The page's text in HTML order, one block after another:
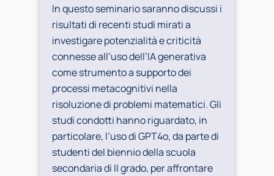
In questo seminario saranno discussi i
risultati di recenti studi mirati a
investigare potenzialità e criticità
connesse all’uso dell’IA generativa
come strumento a supporto dei
processi metacognitivi nella
risoluzione di problemi matematici. Gli
studi condotti hanno riguardato, in
particolare, l’uso di GPT4o, da parte di
studenti del biennio della scuola
secondaria di II grado, per affrontare